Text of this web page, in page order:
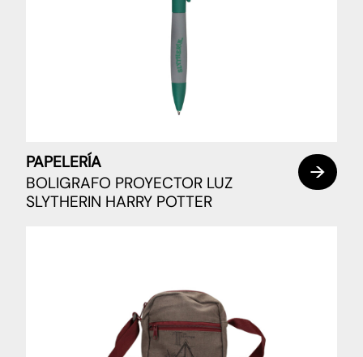
PAPELERÍA
BOLIGRAFO PROYECTOR LUZ
SLYTHERIN HARRY POTTER